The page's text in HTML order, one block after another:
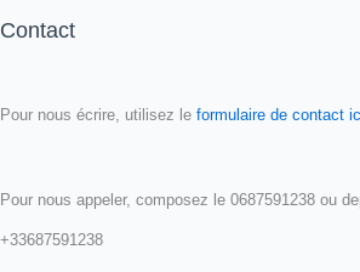
Contact
Pour nous écrire, utilisez le formulaire de contact
Pour nous appeler, composez le 0687591238 ou
+33687591238